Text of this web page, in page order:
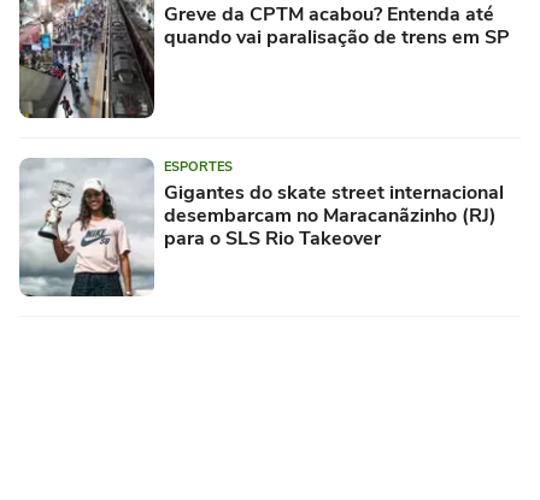
Greve da CPTM acabou? Entenda até
quando vai paralisação de trens em SP
ESPORTES
Gigantes do skate street internacional
desembarcam no Maracanãzinho (RJ)
para o SLS Rio Takeover